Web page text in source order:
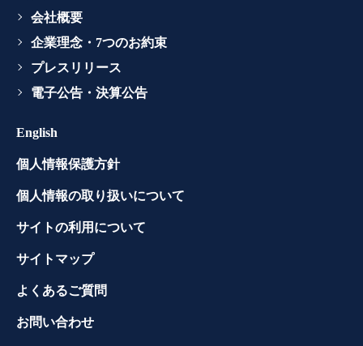
会社概要
企業理念・7つのお約束
プレスリリース
電子公告・決算公告
English
個人情報保護方針
個人情報の取り扱いについて
サイトの利用について
サイトマップ
よくあるご質問
お問い合わせ